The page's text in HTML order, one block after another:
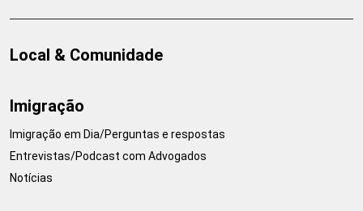
Local & Comunidade
Imigração
Imigração em Dia/Perguntas e respostas
Entrevistas/Podcast com Advogados
Notícias